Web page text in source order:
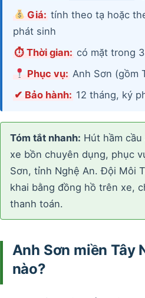
Giá: tính theo tạ hoặc
phát sinh
⏱ Thời gian: có mặt trong
Phục vụ: Anh Sơn (gồm
✔ Bảo hành: 12 tháng, ký
Tóm tắt nhanh: Hút hầm
xe bồn chuyên dụng, phục
Sơn, tỉnh Nghệ An. Đội Môi
khai bằng đồng hồ trên xe,
thanh toán.
Anh Sơn miền Tây
nào?